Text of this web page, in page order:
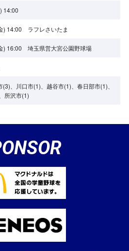
14:00
) 14:00 ラフレさいたま
) 16:00 埼玉県営大宮公園野球場
(3)、川口市(1)、越谷市(1)、春日部市(1)、
所沢市(1)